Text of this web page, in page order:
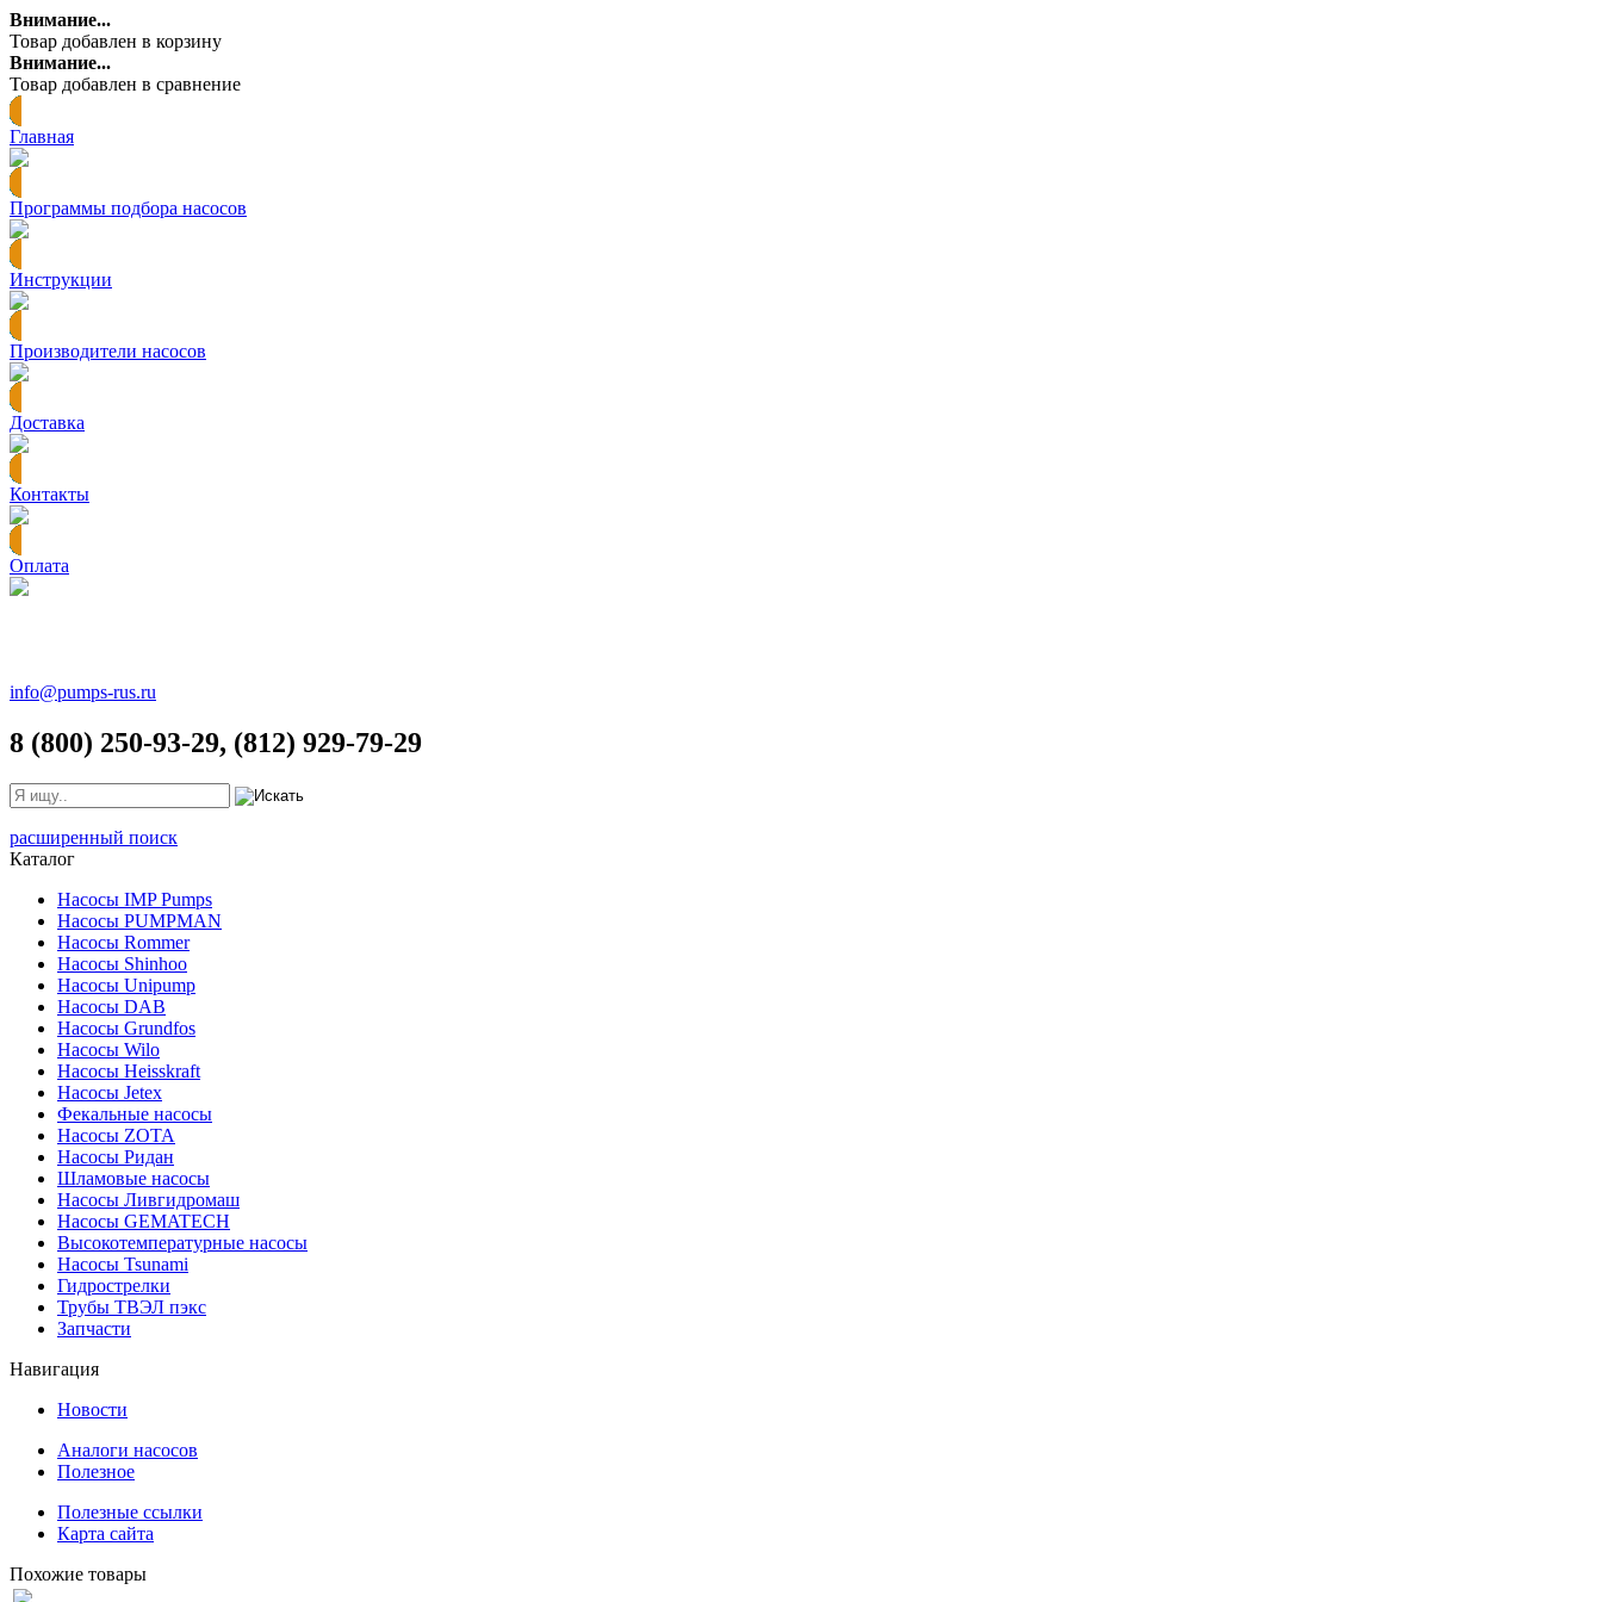
Внимание...
Товар добавлен в корзину
Внимание...
Товар добавлен в сравнение
Главная
Программы подбора насосов
Инструкции
Производители насосов
Доставка
Контакты
Оплата
info@pumps-rus.ru
8 (800) 250-93-29, (812) 929-79-29
расширенный поиск
Каталог
Насосы IMP Pumps
Насосы PUMPMAN
Насосы Rommer
Насосы Shinhoo
Насосы Unipump
Насосы DAB
Насосы Grundfos
Насосы Wilo
Насосы Heisskraft
Насосы Jetex
Фекальные насосы
Насосы ZOTA
Насосы Ридан
Шламовые насосы
Насосы Ливгидромаш
Насосы GEMATECH
Высокотемпературные насосы
Насосы Tsunami
Гидрострелки
Трубы ТВЭЛ пэкс
Запчасти
Навигация
Новости
Аналоги насосов
Полезное
Полезные ссылки
Карта сайта
Похожие товары